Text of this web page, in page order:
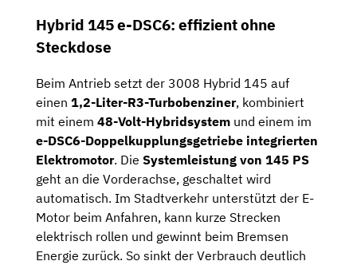
Hybrid 145 e-DSC6: effizient ohne
Steckdose
Beim Antrieb setzt der 3008 Hybrid 145 auf
einen 1,2-Liter-R3-Turbobenziner, kombiniert
mit einem 48-Volt-Hybridsystem und einem im
e-DSC6-Doppelkupplungsgetriebe integrierten
Elektromotor. Die Systemleistung von 145 PS
geht an die Vorderachse, geschaltet wird
automatisch. Im Stadtverkehr unterstützt der E-
Motor beim Anfahren, kann kurze Strecken
elektrisch rollen und gewinnt beim Bremsen
Energie zurück. So sinkt der Verbrauch deutlich